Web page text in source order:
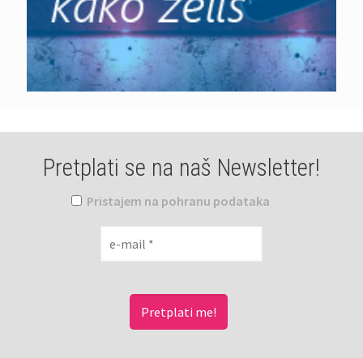
Pretplati se na naš Newsletter!
Pristajem na pohranu podataka